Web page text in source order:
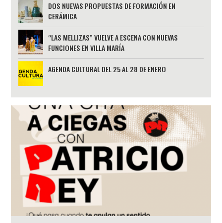
DOS NUEVAS PROPUESTAS DE FORMACIÓN EN
CERÁMICA
“LAS MELLIZAS” VUELVE A ESCENA CON NUEVAS
FUNCIONES EN VILLA MARÍA
AGENDA CULTURAL DEL 25 AL 28 DE ENERO